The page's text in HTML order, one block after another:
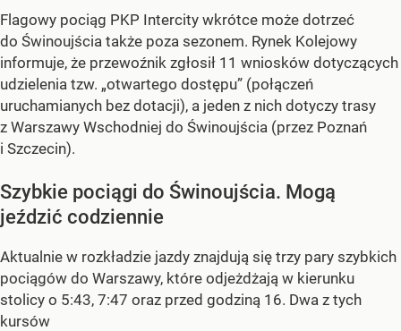
Flagowy pociąg PKP Intercity wkrótce może dotrzeć
do Świnoujścia także poza sezonem. Rynek Kolejowy
informuje, że przewoźnik zgłosił 11 wniosków dotyczących
udzielenia tzw. „otwartego dostępu” (połączeń
uruchamianych bez dotacji), a jeden z nich dotyczy trasy
z Warszawy Wschodniej do Świnoujścia (przez Poznań
i Szczecin).
Szybkie pociągi do Świnoujścia. Mogą
jeździć codziennie
Aktualnie w rozkładzie jazdy znajdują się trzy pary szybkich
pociągów do Warszawy, które odjeżdżają w kierunku
stolicy o 5:43, 7:47 oraz przed godziną 16. Dwa z tych
kursów